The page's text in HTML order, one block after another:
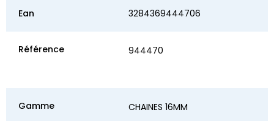
Ean 3284369444706
Référence 944470
Gamme CHAINES 16MM